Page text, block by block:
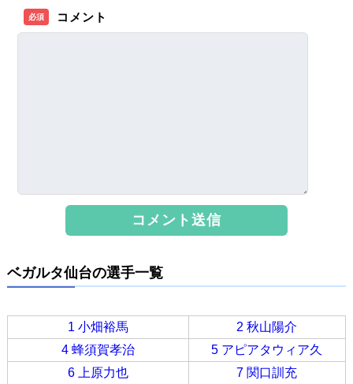
必須 コメント
ベガルタ仙台の選手一覧
1 小畑裕馬
2 秋山陽介
4 蜂須賀孝治
5 アピアタウィア久
6 上原力也
7 関口訓充